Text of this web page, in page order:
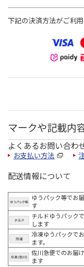
下記の決済方法がご利用
マークや記載内
よくあるお問い合わ
お支払い方法
配送情報について
ゆうパック等でお
す
チルドゆうパック
します
冷凍ゆうパックで
ます。
佐川急便でのお届
ます